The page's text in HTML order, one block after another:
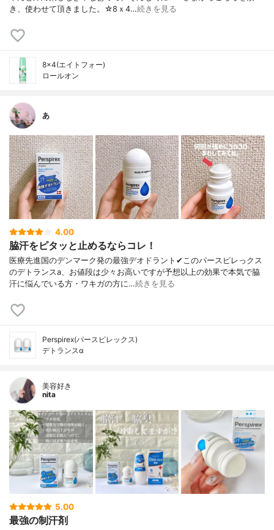
き、使わせて頂きました。☆8ｘ4…続きを見る
8×4(エイトフォー)
ロールオン
あ
4.00
脇汗をピタッと止めるならコレ！
医療先進国のデンマーク発の最強デオドラント✔︎このパースピレっクス
のデトランスa、お値段は少々お高いですが予想以上の効果で本気で脇
汗に悩んでいる方・ワキガの方に…続きを見る
Perspirex(パースピレックス)
デトランスα
美容好き
nita
5.00
最強の制汗剤